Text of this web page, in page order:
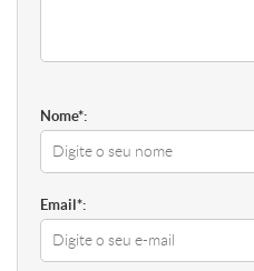
Nome*:
Email*: